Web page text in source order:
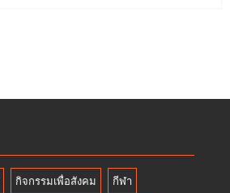
กิจกรรมเพื่อสังคม กีฬา